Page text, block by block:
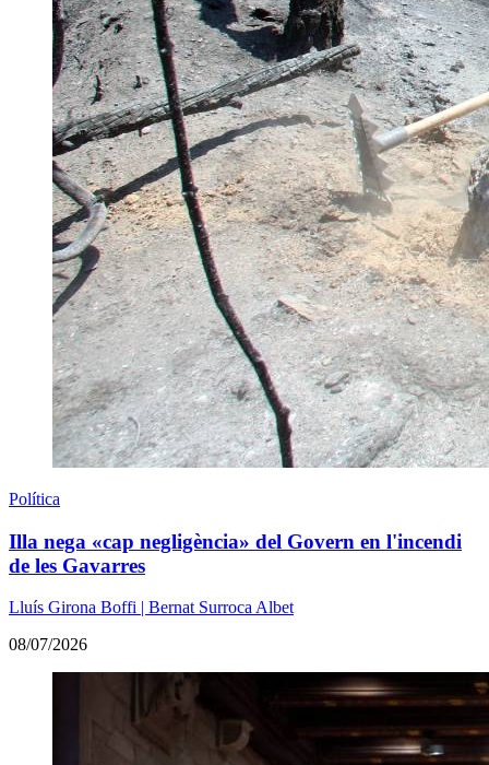
Política
Illa nega «cap negligència» del Govern en l'incendi
de les Gavarres
Lluís Girona Boffi | Bernat Surroca Albet
08/07/2026